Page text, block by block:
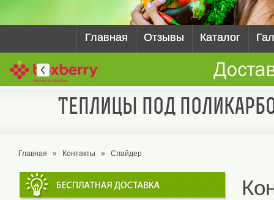
Главная Отзывы Каталог
Теплицы под
Главная » Контакты » Слайдер